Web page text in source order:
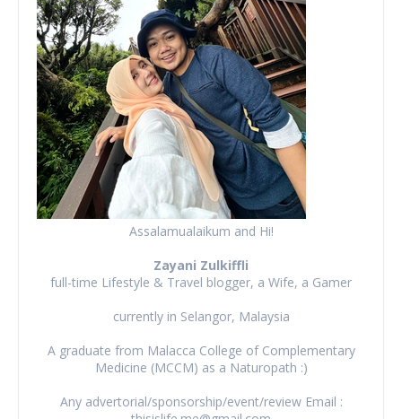
Assalamualaikum and Hi!
Zayani Zulkiffli
full-time Lifestyle & Travel blogger, a Wife, a Gamer
currently in Selangor, Malaysia
A graduate from Malacca College of Complementary
Medicine (MCCM) as a Naturopath :)
Any advertorial/sponsorship/event/review Email :